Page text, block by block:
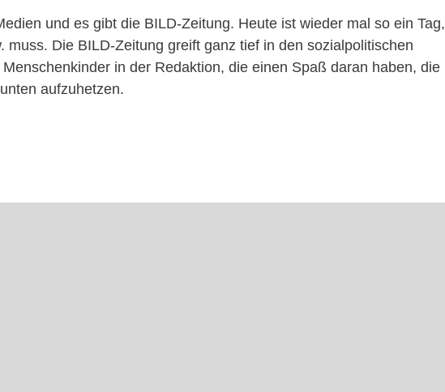
und es gibt die BILD-Zeitung. Heute ist wieder mal so ein Tag,
muss. Die BILD-Zeitung greift ganz tief in den sozialpolitischen
in der Redaktion, die einen Spaß daran haben, die
aufzuhetzen.